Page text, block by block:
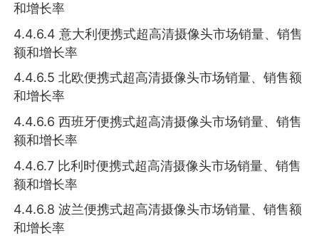
和增长率
4.4.6.4 意大利便携式超高清摄像头市场销量、销售
额和增长率
4.4.6.5 北欧便携式超高清摄像头市场销量、销售额
和增长率
4.4.6.6 西班牙便携式超高清摄像头市场销量、销售
额和增长率
4.4.6.7 比利时便携式超高清摄像头市场销量、销售
额和增长率
4.4.6.8 波兰便携式超高清摄像头市场销量、销售额
和增长率